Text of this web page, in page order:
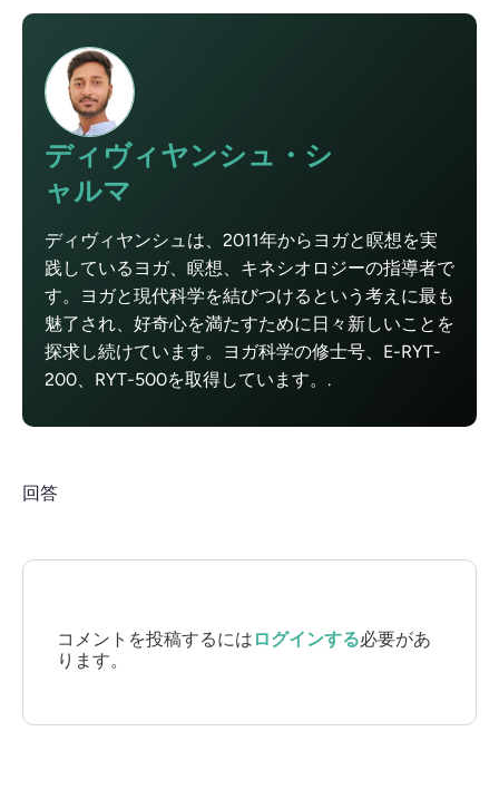
ディヴィヤンシュ・シ
ャルマ
ディヴィヤンシュは、2011年からヨガと瞑想を実
践しているヨガ、瞑想、キネシオロジーの指導者で
す。ヨガと現代科学を結びつけるという考えに最も
魅了され、好奇心を満たすために日々新しいことを
探求し続けています。ヨガ科学の修士号、E-RYT-
200、RYT-500を取得しています。.
回答
コメントを投稿するには ログインする必要があ
ります。